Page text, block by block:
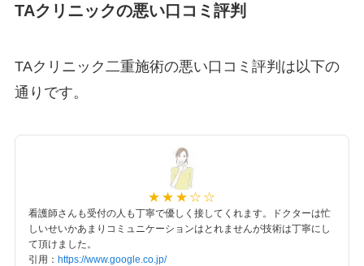
TAクリニックの悪い口コミ評判
TAクリニック二重施術の悪い口コミ評判は以下の
通りです。
看護師さんも受付の人も丁寧で優しく接してくれます。ドクターは忙
しいせいかあまりコミュニケーションはとれませんが技術は丁寧にし
て頂けました。
引用： https://www.google.co.jp/